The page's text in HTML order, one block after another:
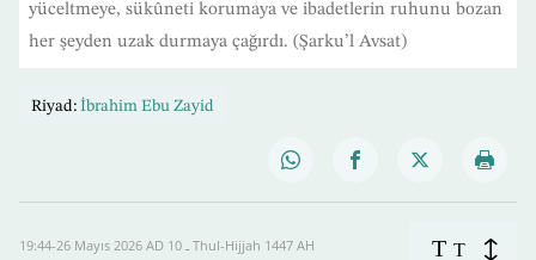
yüceltmeye, sükûneti korumaya ve ibadetlerin ruhunu bozan
her şeyden uzak durmaya çağırdı. (Şarku’l Avsat)
Riyad: İbrahim Ebu Zayid
19:44-26 Mayıs 2026 AD ـ 10 Thul-Hijjah 1447 AH T T